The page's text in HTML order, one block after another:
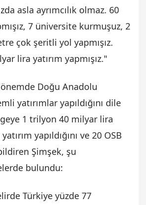
asla ayrımcılık olmaz. 60
7 üniversite kurmuşuz, 2
çok şeritli yol yapmışız.
lira yatırım yapmışız."
Doğu Anadolu
yatırımlar yapıldığını dile
1 trilyon 40 milyar lira
yapıldığını ve 20 OSB
Şimşek, şu
bulundu:
Türkiye yüzde 77